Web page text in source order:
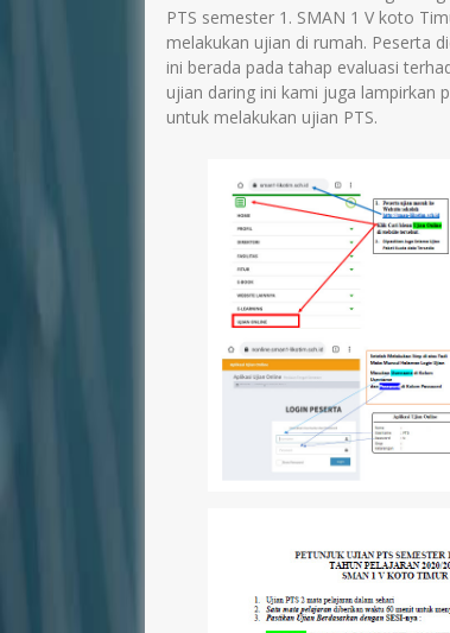
PTS semester 1. SMAN 1 V koto
melakukan ujian di rumah. Peserta
ini berada pada tahap evaluasi
ujian daring ini kami juga lampirkan
untuk melakukan ujian PTS.